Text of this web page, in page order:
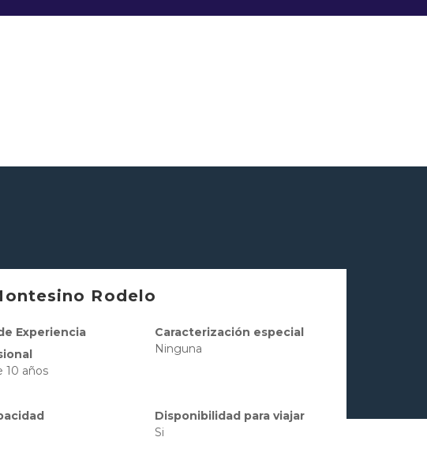
Rodelo
Experiencia
10 años
Caracterización especial
Ninguna
Disponibilidad para viajar
Si